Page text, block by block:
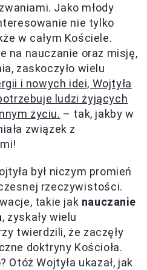
Jako młody
nie tylko
w całym Kościele.
na nauczanie oraz misję,
zaskoczyło wielu
i nowych idei, Wojtyła
ludzi żyjących
życiu. – tak, jakby w
związek z
był niczym promień
rzeczywistości.
takie jak nauczanie
, zyskały wielu
twierdzili, że zaczęły
doktryny Kościoła.
Otóż Wojtyła ukazał, jak